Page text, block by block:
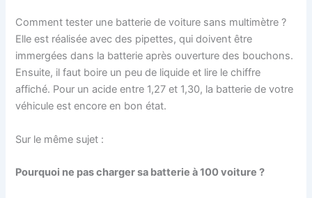
Comment tester une batterie de voiture sans multimètre ?
Elle est réalisée avec des pipettes, qui doivent être
immergées dans la batterie après ouverture des bouchons.
Ensuite, il faut boire un peu de liquide et lire le chiffre
affiché. Pour un acide entre 1,27 et 1,30, la batterie de votre
véhicule est encore en bon état.
Sur le même sujet :
Pourquoi ne pas charger sa batterie à 100 voiture ?